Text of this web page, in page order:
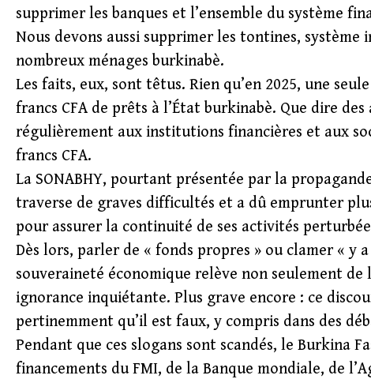
supprimer les banques et l’ensemble du système
Nous devons aussi supprimer les tontines,
nombreux ménages burkinabè.
Les faits, eux, sont têtus. Rien qu’en 2025, une
francs CFA de prêts à l’État burkinabè. Que dire
régulièrement aux institutions financières et aux
francs CFA.
La SONABHY, pourtant présentée par la
traverse de graves difficultés et a dû emprunter
pour assurer la continuité de ses activités
Dès lors, parler de « fonds propres » ou clamer « y
souveraineté économique relève non seulement
ignorance inquiétante. Plus grave encore : ce
pertinemment qu’il est faux, y compris dans des
Pendant que ces slogans sont scandés, le Burkina
financements du FMI, de la Banque mondiale, de